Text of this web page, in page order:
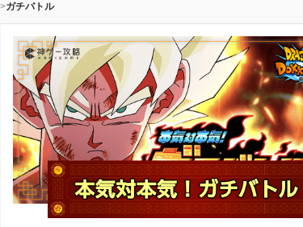
ガチバトル